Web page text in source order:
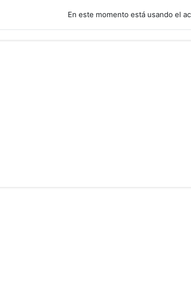
En este momento está usando el